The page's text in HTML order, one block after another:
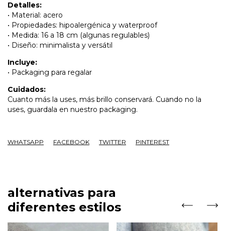
Detalles:
• Material: acero
• Propiedades: hipoalergénica y waterproof
• Medida: 16 a 18 cm (algunas regulables)
• Diseño: minimalista y versátil
Incluye:
• Packaging para regalar
Cuidados:
Cuanto más la uses, más brillo conservará. Cuando no la
uses, guardala en nuestro packaging.
WHATSAPP FACEBOOK TWITTER PINTEREST
alternativas para
diferentes estilos